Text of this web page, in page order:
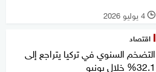
l 4 يوليو 2026
اقتصاد
التضخم السنوي في تركيا يتراجع إلى
32.1% خلال يونيو